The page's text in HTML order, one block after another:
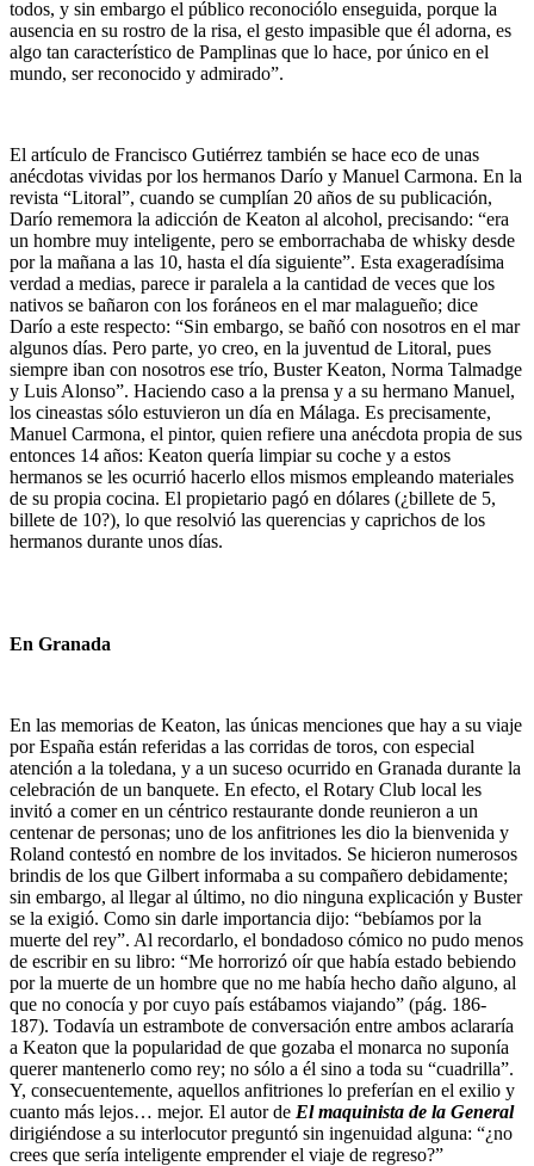
todos, y sin embargo el público reconociólo enseguida, porque la
ausencia en su rostro de la risa, el gesto impasible que él adorna, es
algo tan característico de Pamplinas que lo hace, por único en el
mundo, ser reconocido y admirado”.
El artículo de Francisco Gutiérrez también se hace eco de unas
anécdotas vividas por los hermanos Darío y Manuel Carmona. En la
revista “Litoral”, cuando se cumplían 20 años de su publicación,
Darío rememora la adicción de Keaton al alcohol, precisando: “era
un hombre muy inteligente, pero se emborrachaba de whisky desde
por la mañana a las 10, hasta el día siguiente”. Esta exageradísima
verdad a medias, parece ir paralela a la cantidad de veces que los
nativos se bañaron con los foráneos en el mar malagueño; dice
Darío a este respecto: “Sin embargo, se bañó con nosotros en el mar
algunos días. Pero parte, yo creo, en la juventud de Litoral, pues
siempre iban con nosotros ese trío, Buster Keaton, Norma Talmadge
y Luis Alonso”. Haciendo caso a la prensa y a su hermano Manuel,
los cineastas sólo estuvieron un día en Málaga. Es precisamente,
Manuel Carmona, el pintor, quien refiere una anécdota propia de sus
entonces 14 años: Keaton quería limpiar su coche y a estos
hermanos se les ocurrió hacerlo ellos mismos empleando materiales
de su propia cocina. El propietario pagó en dólares (¿billete de 5,
billete de 10?), lo que resolvió las querencias y caprichos de los
hermanos durante unos días.
En Granada
En las memorias de Keaton, las únicas menciones que hay a su viaje
por España están referidas a las corridas de toros, con especial
atención a la toledana, y a un suceso ocurrido en Granada durante la
celebración de un banquete. En efecto, el Rotary Club local les
invitó a comer en un céntrico restaurante donde reunieron a un
centenar de personas; uno de los anfitriones les dio la bienvenida y
Roland contestó en nombre de los invitados. Se hicieron numerosos
brindis de los que Gilbert informaba a su compañero debidamente;
sin embargo, al llegar al último, no dio ninguna explicación y Buster
se la exigió. Como sin darle importancia dijo: “bebíamos por la
muerte del rey”. Al recordarlo, el bondadoso cómico no pudo menos
de escribir en su libro: “Me horrorizó oír que había estado bebiendo
por la muerte de un hombre que no me había hecho daño alguno, al
que no conocía y por cuyo país estábamos viajando” (pág. 186-
187). Todavía un estrambote de conversación entre ambos aclararía
a Keaton que la popularidad de que gozaba el monarca no suponía
querer mantenerlo como rey; no sólo a él sino a toda su “cuadrilla”.
Y, consecuentemente, aquellos anfitriones lo preferían en el exilio y
cuanto más lejos… mejor. El autor de El maquinista de la General
dirigiéndose a su interlocutor preguntó sin ingenuidad alguna: “¿no
crees que sería inteligente emprender el viaje de regreso?”